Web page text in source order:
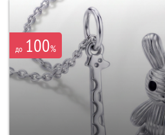
до 100%